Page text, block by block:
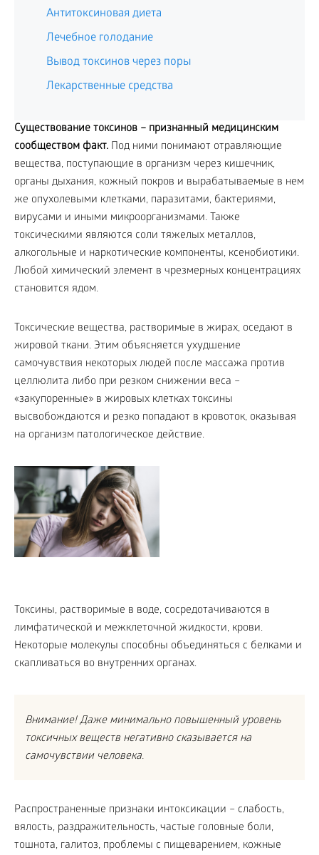
Антитоксиновая диета
Лечебное голодание
Вывод токсинов через поры
Лекарственные средства
Существование токсинов – признанный медицинским
сообществом факт. Под ними понимают отравляющие
вещества, поступающие в организм через кишечник,
органы дыхания, кожный покров и вырабатываемые в нем
же опухолевыми клетками, паразитами, бактериями,
вирусами и иными микроорганизмами. Также
токсическими являются соли тяжелых металлов,
алкогольные и наркотические компоненты, ксенобиотики.
Любой химический элемент в чрезмерных концентрациях
становится ядом.
Токсические вещества, растворимые в жирах, оседают в
жировой ткани. Этим объясняется ухудшение
самочувствия некоторых людей после массажа против
целлюлита либо при резком снижении веса –
«закупоренные» в жировых клетках токсины
высвобождаются и резко попадают в кровоток, оказывая
на организм патологическое действие.
Токсины, растворимые в воде, сосредотачиваются в
лимфатической и межклеточной жидкости, крови.
Некоторые молекулы способны объединяться с белками и
скапливаться во внутренних органах.
Внимание! Даже минимально повышенный уровень
токсичных веществ негативно сказывается на
самочувствии человека.
Распространенные признаки интоксикации – слабость,
вялость, раздражительность, частые головные боли,
тошнота, галитоз, проблемы с пищеварением, кожные